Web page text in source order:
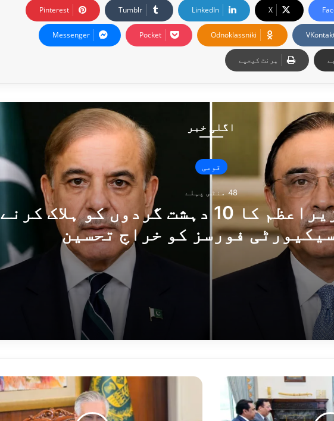
X
LinkedIn
Tumblr
Pinterest
Odnoklassniki
Pocket
Messenger
پرنٹ کیجیے
اگلی خبر
قومی
48 منٹس پہلے
صدر اور وزیراعظم کا 10 دہشت گردوں کو ہلاک کرنے
فورسز کو خراجِ تحسین
خراجِ تحسین
فورسز کی کارروائیاں، 10 خوارج ہلاک
نائب